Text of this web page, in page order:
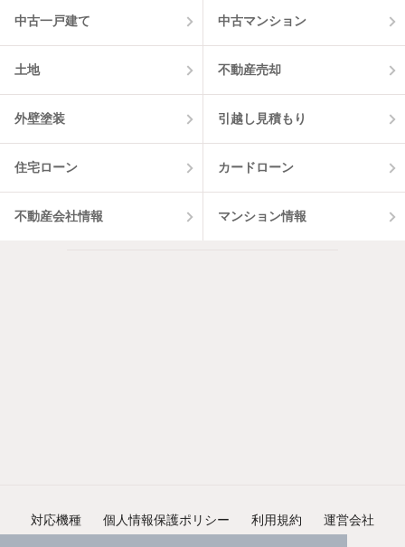
中古一戸建て 中古マンション
土地 不動産売却
外壁塗装 引越し見積もり
住宅ローン カードローン
不動産会社情報 マンション情報
対応機種 個人情報保護ポリシー 利用規約 運営会社